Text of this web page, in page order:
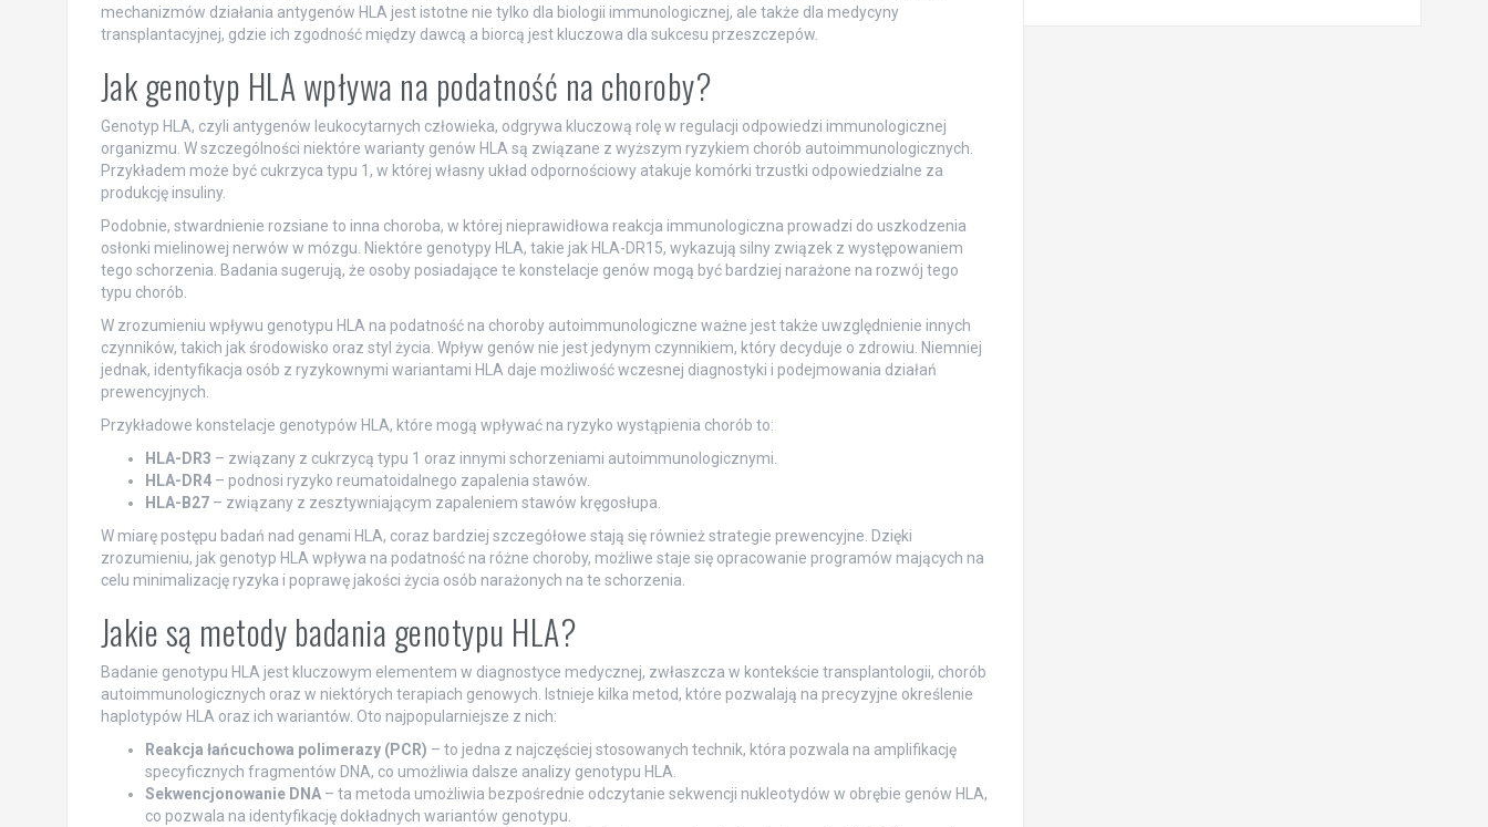
mechanizmów działania antygenów HLA jest istotne nie tylko dla biologii immunologicznej, ale także dla medycyny
transplantacyjnej, gdzie ich zgodność między dawcą a biorcą jest kluczowa dla sukcesu przeszczepów.
Jak genotyp HLA wpływa na podatność na choroby?
Genotyp HLA, czyli antygenów leukocytarnych człowieka, odgrywa kluczową rolę w regulacji odpowiedzi immunologicznej
organizmu. W szczególności niektóre warianty genów HLA są związane z wyższym ryzykiem chorób autoimmunologicznych.
Przykładem może być cukrzyca typu 1, w której własny układ odpornościowy atakuje komórki trzustki odpowiedzialne za
produkcję insuliny.
Podobnie, stwardnienie rozsiane to inna choroba, w której nieprawidłowa reakcja immunologiczna prowadzi do uszkodzenia
osłonki mielinowej nerwów w mózgu. Niektóre genotypy HLA, takie jak HLA-DR15, wykazują silny związek z występowaniem
tego schorzenia. Badania sugerują, że osoby posiadające te konstelacje genów mogą być bardziej narażone na rozwój tego
typu chorób.
W zrozumieniu wpływu genotypu HLA na podatność na choroby autoimmunologiczne ważne jest także uwzględnienie innych
czynników, takich jak środowisko oraz styl życia. Wpływ genów nie jest jedynym czynnikiem, który decyduje o zdrowiu. Niemniej
jednak, identyfikacja osób z ryzykownymi wariantami HLA daje możliwość wczesnej diagnostyki i podejmowania działań
prewencyjnych.
Przykładowe konstelacje genotypów HLA, które mogą wpływać na ryzyko wystąpienia chorób to:
HLA-DR3 – związany z cukrzycą typu 1 oraz innymi schorzeniami autoimmunologicznymi.
HLA-DR4– podnosi ryzyko reumatoidalnego zapalenia stawów.
HLA-B27– związany z zesztywniającym zapaleniem stawów kręgosłupa.
W miarę postępu badań nad genami HLA, coraz bardziej szczegółowe stają się również strategie prewencyjne. Dzięki
zrozumieniu, jak genotyp HLA wpływa na podatność na różne choroby, możliwe staje się opracowanie programów mających na
celu minimalizację ryzyka i poprawę jakości życia osób narażonych na te schorzenia.
Jakie są metody badania genotypu HLA?
Badanie genotypu HLA jest kluczowym elementem w diagnostyce medycznej, zwłaszcza w kontekście transplantologii, chorób
autoimmunologicznych oraz w niektórych terapiach genowych. Istnieje kilka metod, które pozwalają na precyzyjne określenie
haplotypów HLA oraz ich wariantów. Oto najpopularniejsze z nich:
Reakcja łańcuchowa polimerazy (PCR) – to jedna z najczęściej stosowanych technik, która pozwala na amplifikację
specyficznych fragmentów DNA, co umożliwia dalsze analizy genotypu HLA.
Sekwencjonowanie DNA– ta metoda umożliwia bezpośrednie odczytanie sekwencji nukleotydów w obrębie genów HLA,
co pozwala na identyfikację dokładnych wariantów genotypu.